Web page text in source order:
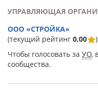
УПРАВЛЯЮЩАЯ
ООО «СТРОЙКА»
(текущий рейтинг 0,00
)
Чтобы голосовать за УО,
сообщества.